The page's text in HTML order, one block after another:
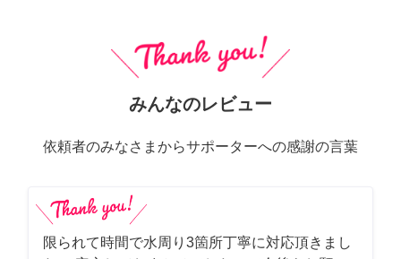
みんなのレビュー
依頼者のみなさまからサポーターへの感謝の言葉
限られて時間で水周り3箇所丁寧に対応頂きまし